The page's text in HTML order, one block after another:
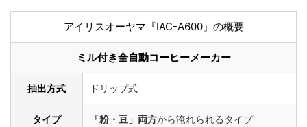
アイリスオーヤマ『IAC-A600』の概要
ミル付き全自動コーヒーメーカー
抽出方式 ドリップ式
タイプ 「粉・豆」両方から淹れられるタイプ